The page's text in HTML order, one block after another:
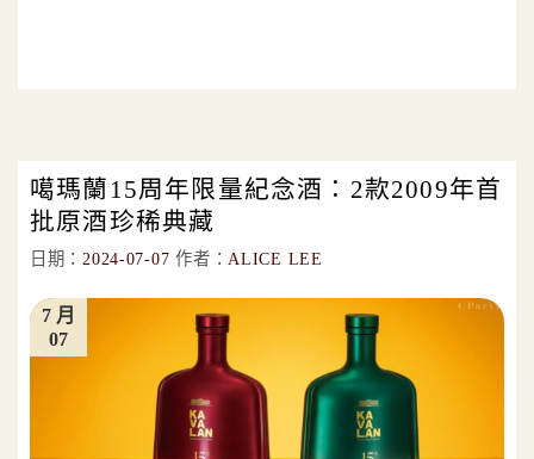
噶瑪蘭15周年限量紀念酒：2款2009年首
批原酒珍稀典藏
日期：2024-07-07 作者：ALICE LEE
07
7 月